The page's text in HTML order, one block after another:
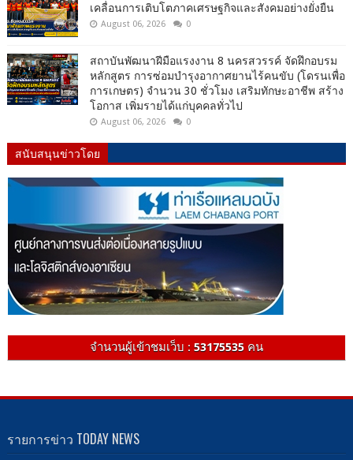
เคลื่อนการเติบโตภาคเศรษฐกิจและสังคมอย่างยั่งยืน
August 06, 2026 0
สถาบันพัฒนาฝีมือแรงงาน 8 นครสวรรค์ จัดฝึกอบรม
หลักสูตร การซ่อมบำรุงอากาศยานไร้คนขับ (โดรนเพื่อ
การเกษตร) จำนวน 30 ชั่วโมง เสริมทักษะอาชีพ สร้าง
โอกาส เพิ่มรายได้แก่บุคคลทั่วไป
August 06, 2026 0
สนับสนุนข่าวโดย
จำนวนผู้เข้าชมเว็บ : 53175535คน
รายการข่าว TODAY NEWS